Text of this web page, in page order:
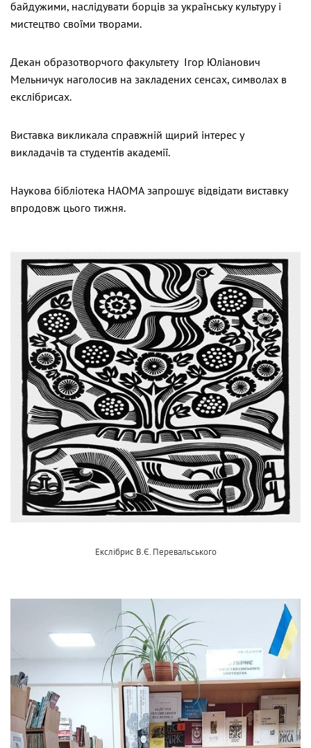
байдужими, наслідувати борців за українську культуру і
мистецтво своїми творами.
Декан образотворчого факультету Ігор Юліанович
Мельничук наголосив на закладених сенсах, символах в
екслібрисах.
Виставка викликала справжній щирий інтерес у
викладачів та студентів академії.
Наукова бібліотека НАОМА запрошує відвідати виставку
впродовж цього тижня.
Екслібрис В.Є. Перевальського